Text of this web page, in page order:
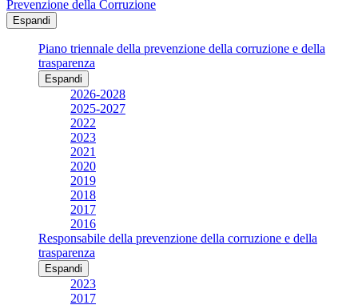
Prevenzione della Corruzione
Espandi
Piano triennale della prevenzione della corruzione e della
trasparenza
Espandi
2026-2028
2025-2027
2022
2023
2021
2020
2019
2018
2017
2016
Responsabile della prevenzione della corruzione e della
trasparenza
Espandi
2023
2017